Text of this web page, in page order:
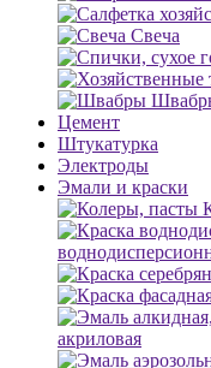
Свеча
Цемент
Штукатурка
Электроды
Эмали и краски
акриловая